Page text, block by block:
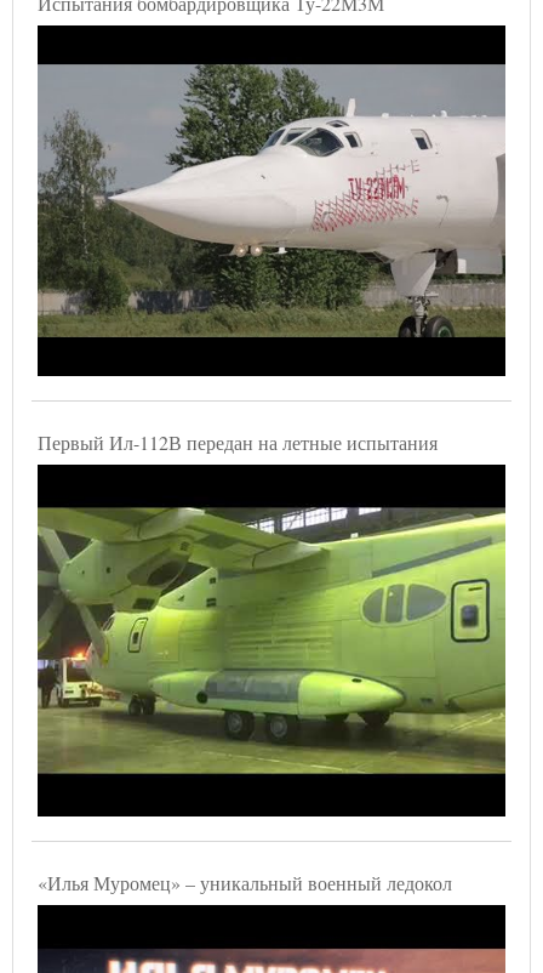
Первый Ил-112В передан на летные испытания
«Илья Муромец» – уникальный военный ледокол